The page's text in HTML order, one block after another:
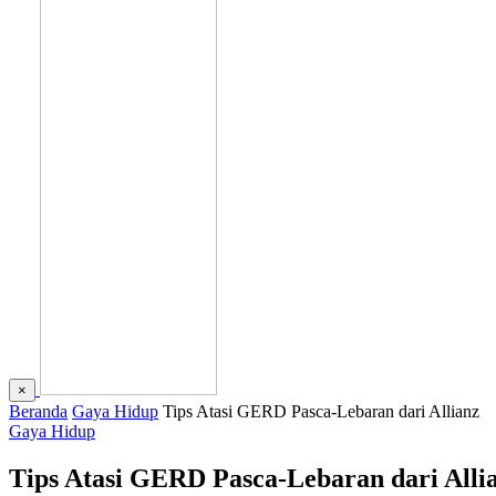
×
Beranda Gaya Hidup Tips Atasi GERD Pasca-Lebaran dari Allianz
Gaya Hidup
Tips Atasi GERD Pasca-Lebaran dari